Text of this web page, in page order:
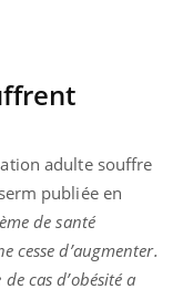
adulte souffre
publiée en
de santé
cesse d’augmenter.
cas d’obésité a